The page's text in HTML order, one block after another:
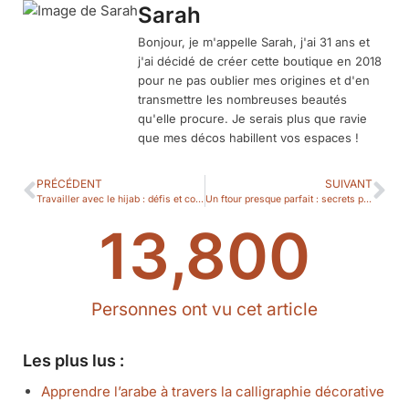
Sarah
Bonjour, je m'appelle Sarah, j'ai 31 ans et
j'ai décidé de créer cette boutique en 2018
pour ne pas oublier mes origines et d'en
transmettre les nombreuses beautés
qu'elle procure. Je serais plus que ravie
que mes décos habillent vos espaces !
PRÉCÉDENT
Travailler avec le hijab : défis et conseils pour l’inclusion en entreprise
SUIVANT
Un ftour presque parfait : secrets pour une table de rupture du jeûne réussie
Personnes ont vu cet article
13,800
Les plus lus :
Apprendre l’arabe à travers la calligraphie décorative